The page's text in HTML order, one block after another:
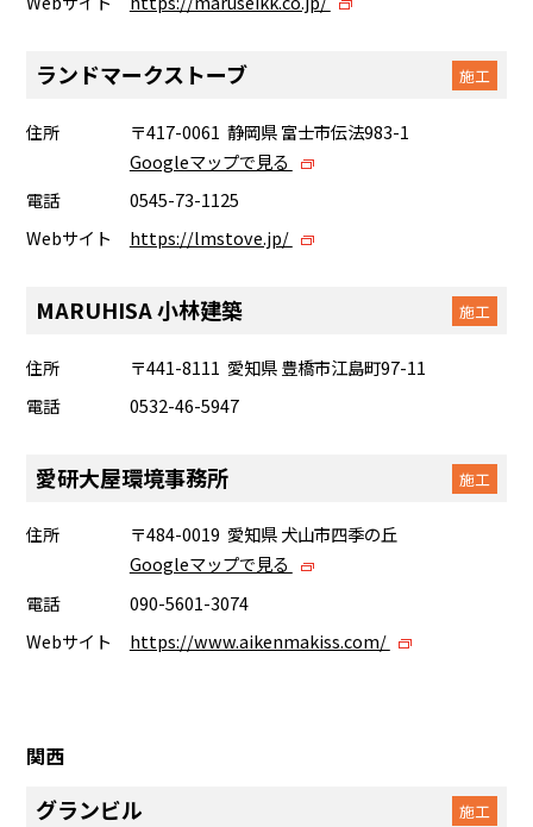
ランドマークストーブ 施工
住所
〒417-0061 静岡県 富士市伝法983-1
Googleマップで見る
電話
0545-73-1125
Webサイト
https://lmstove.jp/
MARUHISA 小林建築 施工
住所
〒441-8111 愛知県 豊橋市江島町97-11
電話
0532-46-5947
愛研大屋環境事務所 施工
住所
〒484-0019 愛知県 犬山市四季の丘
Googleマップで見る
電話
090-5601-3074
Webサイト
https://www.aikenmakiss.com/
関西
グランビル 施工